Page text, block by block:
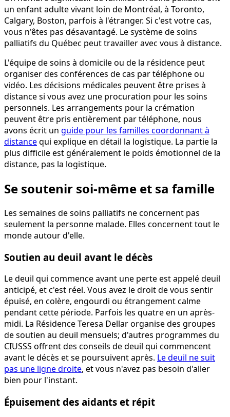
un enfant adulte vivant loin de Montréal, à Toronto,
Calgary, Boston, parfois à l'étranger. Si c'est votre cas,
vous n'êtes pas désavantagé. Le système de soins
palliatifs du Québec peut travailler avec vous à distance.
L'équipe de soins à domicile ou de la résidence peut
organiser des conférences de cas par téléphone ou
vidéo. Les décisions médicales peuvent être prises à
distance si vous avez une procuration pour les soins
personnels. Les arrangements pour la crémation
peuvent être pris entièrement par téléphone, nous
avons écrit un guide pour les familles coordonnant à
distancequi explique en détail la logistique. La partie la
plus difficile est généralement le poids émotionnel de la
distance, pas la logistique.
Se soutenir soi-même et sa famille
Les semaines de soins palliatifs ne concernent pas
seulement la personne malade. Elles concernent tout le
monde autour d'elle.
Soutien au deuil avant le décès
Le deuil qui commence avant une perte est appelé deuil
anticipé, et c'est réel. Vous avez le droit de vous sentir
épuisé, en colère, engourdi ou étrangement calme
pendant cette période. Parfois les quatre en un après-
midi. La Résidence Teresa Dellar organise des groupes
de soutien au deuil mensuels; d'autres programmes du
CIUSSS offrent des conseils de deuil qui commencent
avant le décès et se poursuivent après. Le deuil ne suit
pas une ligne droite, et vous n'avez pas besoin d'aller
bien pour l'instant.
Épuisement des aidants et répit